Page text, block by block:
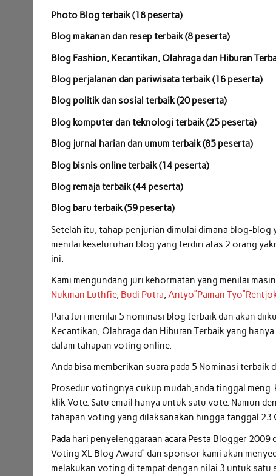
Photo Blog terbaik (18 peserta)
Blog makanan dan resep terbaik (8 peserta)
Blog Fashion, Kecantikan, Olahraga dan Hiburan
Blog perjalanan dan pariwisata terbaik (16 peserta)
Blog politik dan sosial terbaik (20 peserta)
Blog komputer dan teknologi terbaik (25 peserta)
Blog jurnal harian dan umum terbaik (85 peserta)
Blog bisnis online terbaik (14 peserta)
Blog remaja terbaik (44 peserta)
Blog baru terbaik (59 peserta)
Setelah itu, tahap penjurian dimulai dimana blog-
menilai keseluruhan blog yang terdiri atas 2 orang
ini.
Kami mengundang juri kehormatan yang menilai
Nukman Luthfie, Budi Putra,Antyo”Paman
Para Juri menilai 5 nominasi blog terbaik dan akan
Kecantikan, Olahraga dan Hiburan Terbaik yang
dalam tahapan voting online.
Anda bisa memberikan suara pada 5 Nominasi terbaik
Prosedur votingnya cukup mudah,anda tinggal meng-
klik Vote. Satu email hanya untuk satu vote. Namun
tahapan voting yang dilaksanakan hingga tanggal 23
Pada hari penyelenggaraan acara Pesta Blogger 2009
Voting XL Blog Award” dan sponsor kami akan
melakukan voting di tempat dengan nilai 3 untuk